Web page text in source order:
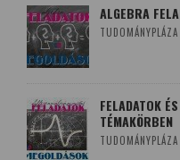
ALGEBRA
TUDOMÁNYPLÁZA
FELADATOK
TÉMAKÖRBEN
TUDOMÁNYPLÁZA